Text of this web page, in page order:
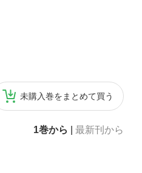
未購入巻をまとめて買う
1巻から 最新刊から